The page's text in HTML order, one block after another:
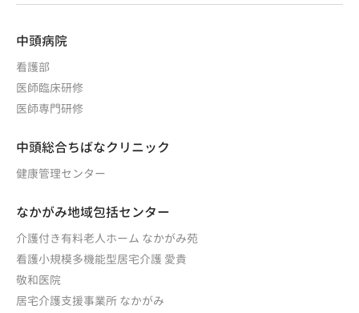
中頭病院
看護部
医師臨床研修
医師専門研修
中頭総合ちばなクリニック
健康管理センター
なかがみ地域包括センター
介護付き有料老人ホーム なかがみ苑
看護小規模多機能型居宅介護 愛貴
敬和医院
居宅介護支援事業所 なかがみ